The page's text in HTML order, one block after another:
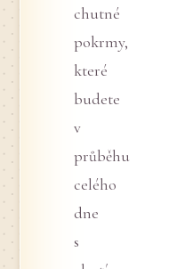
chutné
pokrmy,
které
budete
v
průběhu
celého
dne
s